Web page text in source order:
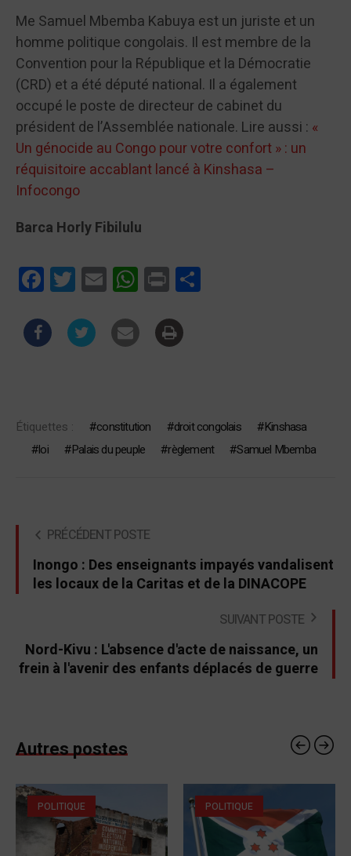
Me Samuel Mbemba Kabuya est un juriste et un
homme politique congolais. Il est membre de la
Convention pour la République et la Démocratie
(CRD) et a été député national. Il a également
occupé le poste de directeur de cabinet du
président de l’Assemblée nationale. Lire aussi : «
Un génocide au Congo pour votre confort » : un
réquisitoire accablant lancé à Kinshasa –
Infocongo
Barca Horly Fibilulu
FacebookTwitterEmail WhatsApp
Print
Étiquettes : constitution droit congolais
Kinshasa
loi
Palais du peuple règlement Samuel Mbemba
PRÉCÉDENT POSTE
Inongo : Des enseignants impayés vandalisent
les locaux de la Caritas et de la DINACOPE
SUIVANT POSTE
Nord-Kivu : L'absence d'acte de naissance, un
frein à l'avenir des enfants déplacés de guerre
Autres postes
POLITIQUE POLITIQUE